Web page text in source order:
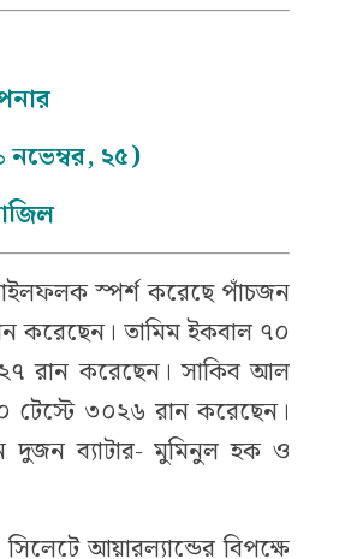
নভেম্বর, ২৫)
স্পর্শ করেছে পাঁচজন
করেছেন। তামিম ইকবাল ৭০
রান করেছেন। সাকিব আল
টেস্টে ৩০২৬ রান করেছেন।
দুজন ব্যাটার- মুমিনুল হক ও
আয়ারল্যান্ডের বিপক্ষে